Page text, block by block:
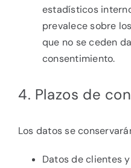
estadísticos
prevalece sobre
que no se ceden
consentimiento.
4. Plazos de
Los datos se
Datos de clientes